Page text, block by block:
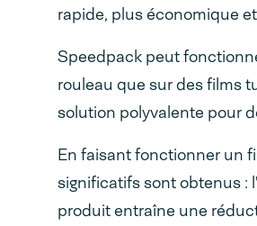
rapide, plus économique
Speedpack peut
rouleau que sur des films
solution polyvalente pour
En faisant fonctionner un
significatifs sont obtenus :
produit entraîne une